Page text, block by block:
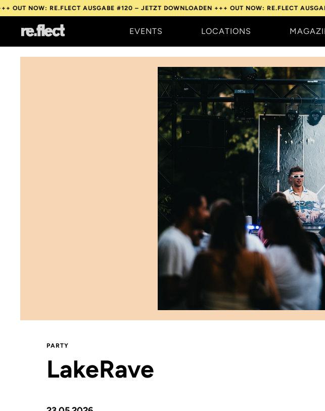
RE.FLECT AUSGABE #120 – JETZT DOWNLOADEN +++OUT NOW: RE.FLECT AUSGABE #120 –
EVENTS LOCATIONS
PARTY
LakeRave